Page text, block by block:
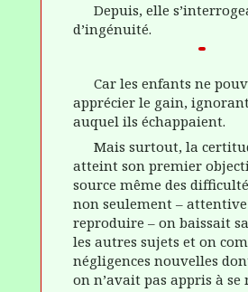
Depuis, elle
d’ingénuité.
Car les enfants ne
apprécier le gain,
auquel ils échappaient.
Mais surtout, la
atteint son premier
source même des
non seulement – attentive
reproduire – on baissait
les autres sujets et on
négligences nouvelles
on n’avait pas appris à se